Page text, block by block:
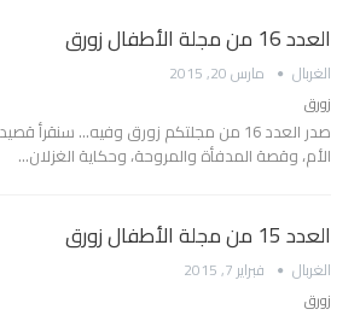
العدد 16 من مجلة الأطفال زورق
الغربال
مارس 20, 2015
زورق
صدر العدد 16 من مجلتكم زورق وفيه... سنقرأ
الأم، وقصة المدفأة والمروحة، وحكاية الغزلان…
العدد 15 من مجلة الأطفال زورق
الغربال
فبراير 7, 2015
زورق